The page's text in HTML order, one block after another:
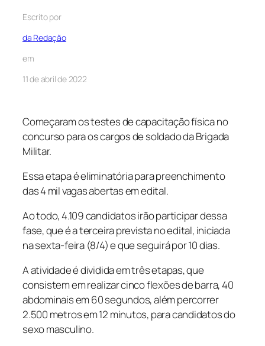
Escrito por
da Redação
em
11 de abril de 2022
Começaram os testes de capacitação física no
concurso para os cargos de soldado da Brigada
Militar.
Essa etapa é eliminatória para preenchimento
das 4 mil vagas abertas em edital.
Ao todo, 4.109 candidatos irão participar dessa
fase, que é a terceira prevista no edital, iniciada
na sexta-feira (8/4) e que seguirá por 10 dias.
A atividade é dividida em três etapas, que
consistem em realizar cinco flexões de barra, 40
abdominais em 60 segundos, além percorrer
2.500 metros em 12 minutos, para candidatos do
sexo masculino.